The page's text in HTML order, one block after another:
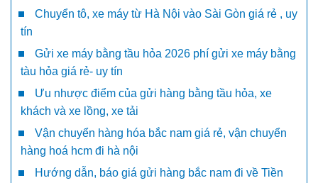
Chuyển tô, xe máy từ Hà Nội vào Sài Gòn giá rẻ , uy
tín
Gửi xe máy bằng tầu hỏa 2026 phí gửi xe máy bằng
tàu hỏa giá rẻ- uy tín
Ưu nhược điểm của gửi hàng bằng tầu hỏa, xe
khách và xe lồng, xe tải
Vận chuyển hàng hóa bắc nam giá rẻ, vận chuyển
hàng hoá hcm đi hà nội
Hướng dẫn, báo giá gửi hàng bắc nam đi về Tiền